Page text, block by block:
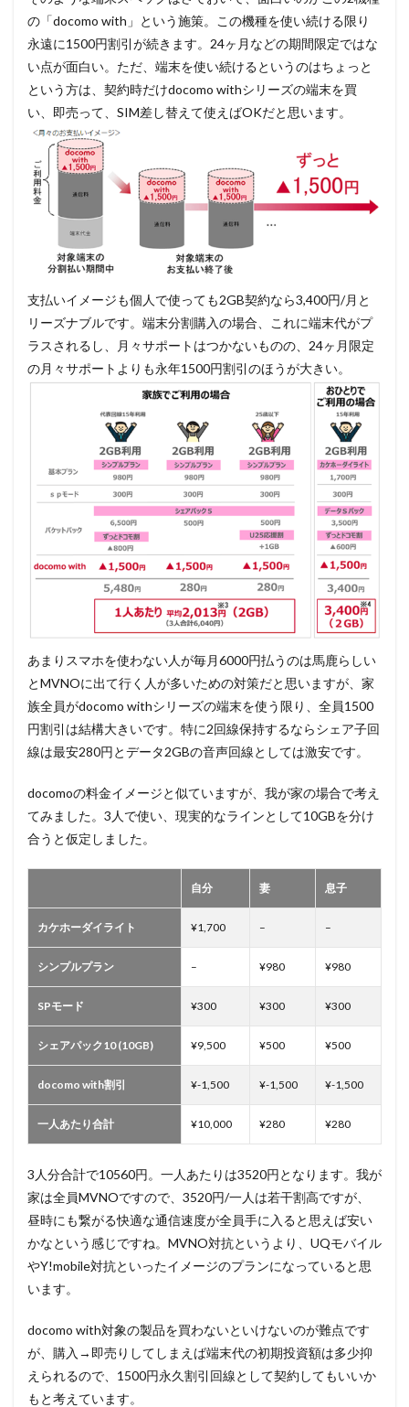
の「docomo with」という施策。この機種を使い続ける限り
永遠に1500円割引が続きます。24ヶ月などの期間限定ではな
い点が面白い。ただ、端末を使い続けるというのはちょっと
という方は、契約時だけdocomo withシリーズの端末を買
い、即売って、SIM差し替えて使えばOKだと思います。
支払いイメージも個人で使っても2GB契約なら3,400円/月と
リーズナブルです。端末分割購入の場合、これに端末代がプ
ラスされるし、月々サポートはつかないものの、24ヶ月限定
の月々サポートよりも永年1500円割引のほうが大きい。
あまりスマホを使わない人が毎月6000円払うのは馬鹿らしい
とMVNOに出て行く人が多いための対策だと思いますが、家
族全員がdocomo withシリーズの端末を使う限り、全員1500
円割引は結構大きいです。特に2回線保持するならシェア子回
線は最安280円とデータ2GBの音声回線としては激安です。
docomoの料金イメージと似ていますが、我が家の場合で考え
てみました。3人で使い、現実的なラインとして10GBを分け
合うと仮定しました。
自分 妻 息子
カケホーダイライト ¥1,700 – –
シンプルプラン – ¥980 ¥980
SPモード ¥300 ¥300 ¥300
シェアパック10 (10GB) ¥9,500 ¥500 ¥500
docomo with割引 ¥-1,500 ¥-1,500 ¥-1,500
一人あたり合計 ¥10,000 ¥280 ¥280
3人分合計で10560円。一人あたりは3520円となります。我が
家は全員MVNOですので、3520円/一人は若干割高ですが、
昼時にも繋がる快適な通信速度が全員手に入ると思えば安い
かなという感じですね。MVNO対抗というより、UQモバイル
やY!mobile対抗といったイメージのプランになっていると思
います。
docomo with対象の製品を買わないといけないのが難点です
が、購入→即売りしてしまえば端末代の初期投資額は多少抑
えられるので、1500円永久割引回線として契約してもいいか
もと考えています。